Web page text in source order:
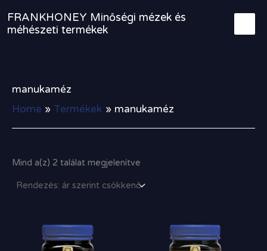
content
FRANKHONEY Minőségi mézek és
méhészeti termékek
manukaméz
Home
Termékek manukaméz
Mind a(z) 2 találat megjelenítve
price: